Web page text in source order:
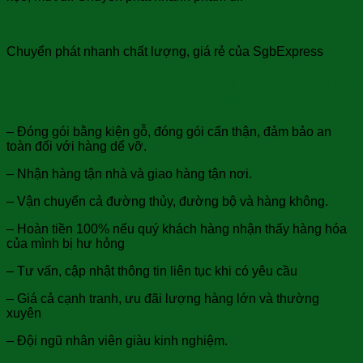
Chuyển phát nhanh chất lượng, giá rẻ của SgbExpress
– Đóng gói bằng kiện gỗ, đóng gói cẩn thận, đảm bảo an
toàn đối với hàng dể vỡ.
– Nhận hàng tận nhà và giao hàng tận nơi.
– Vận chuyển cả đường thủy, đường bộ và hàng không.
– Hoàn tiền 100% nếu quý khách hàng nhận thấy hàng hóa
của mình bị hư hỏng
– Tư vấn, cập nhật thông tin liên tục khi có yêu cầu
– Giá cả cạnh tranh, ưu đãi lượng hàng lớn và thường
xuyên
– Đội ngũ nhân viên giàu kinh nghiệm.